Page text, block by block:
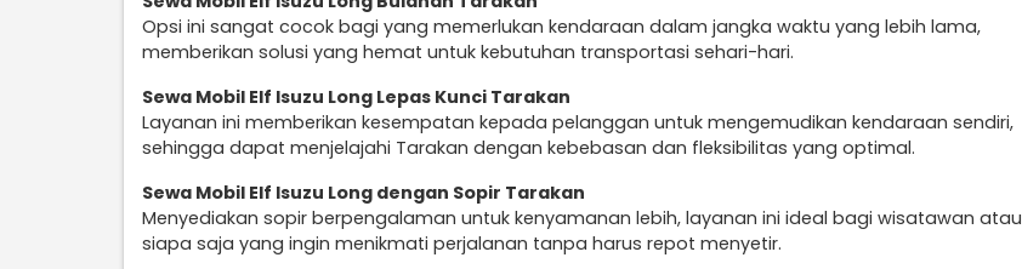
Opsi ini sangat cocok bagi yang memerlukan kendaraan dalam jangka waktu yang lebih lama,
memberikan solusi yang hemat untuk kebutuhan transportasi sehari-hari.
Sewa Mobil Elf Isuzu Long Lepas Kunci Tarakan
Layanan ini memberikan kesempatan kepada pelanggan untuk mengemudikan kendaraan sendiri,
sehingga dapat menjelajahi Tarakan dengan kebebasan dan fleksibilitas yang optimal.
Sewa Mobil Elf Isuzu Long dengan Sopir Tarakan
Menyediakan sopir berpengalaman untuk kenyamanan lebih, layanan ini ideal bagi wisatawan atau
siapa saja yang ingin menikmati perjalanan tanpa harus repot menyetir.